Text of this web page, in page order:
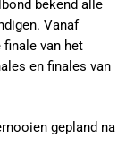
bekend alle
Vanaf
finale van het
en finales van
gepland na